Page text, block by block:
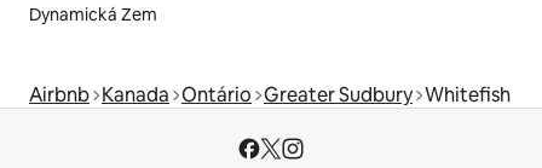
Dynamická Zem
Airbnb Kanada Ontário Greater Sudbury Whitefish